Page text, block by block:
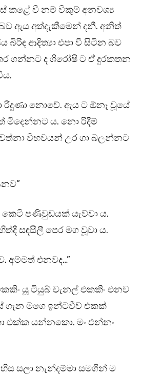
කළේ වී නම් විකුම් අනවශ්‍ය
ඇය අත්දැකීමෙන් දනී. අනිත්
බිරිඳ ආදිත්‍යා එපා වී සිටින බව
ගන්නට ද ශිරෝෂි ට ඒ දුරකතන
රිදුණා නොවේ. ඇය ට ඕනෑ වූයේ
මිදෙන්නට ය. නො රිදීම්
විභවයන් උර ගා බලන්නට
පණිවුඩයක් යැව්වා ය.
සඳසීලී පෙර මග වූවා ය.
අම්මත් එනවද…”
යූ ටියුබ් චැනල් එකකිං එනව
ගැන මගෙ ඉන්ටවීව් එකක්
එක්ක යන්නකො. මං එන්නං
සලා නැන්දම්මා සමගින් ම